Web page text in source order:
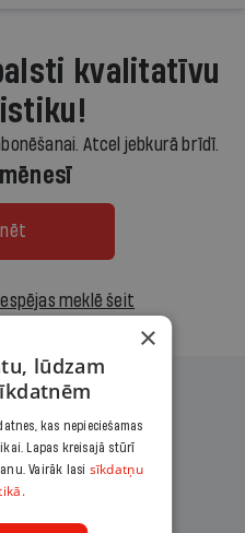
kvalitatīvu
Atcel jebkurā brīdī.
meklē šeit
×
lūdzam
kas nepieciešamas
Lapas kreisajā stūrī
Vairāk lasi sīkdatņu